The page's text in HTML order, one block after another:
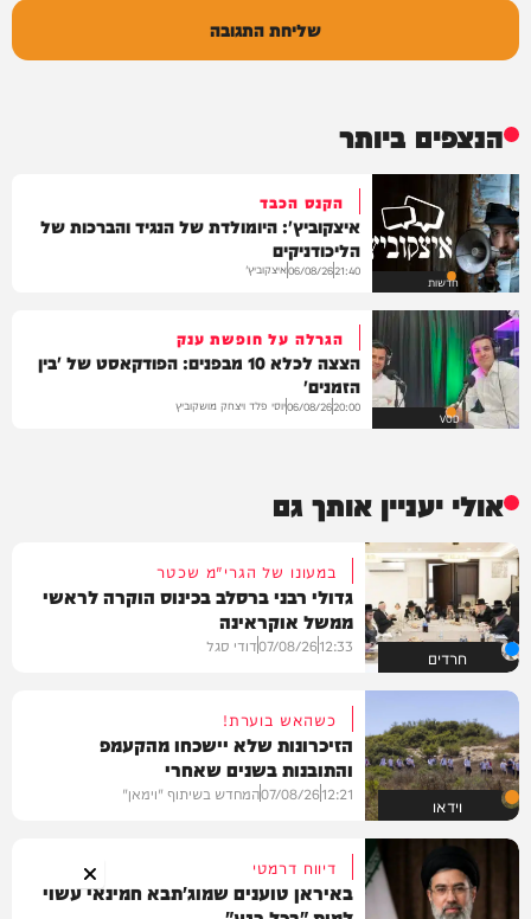
שליחת התגובה
הנצפים ביותר
חדשות
הקנס הכבד
איצקוביץ': היומולדת של הנגיד והברכות של
הליכודניקים
21:40
06/08/26איצקוביץ'
VOD
הגרלה על חופשת ענק
הצצה לכלא 10 מבפנים: הפודקאסט של 'בין
הזמנים'
20:00
06/08/26יוסי פלד ויצחק מושקוביץ
אולי יעניין אותך גם
חרדים
במעונו של הגרי"מ שכטר
גדולי רבני ברסלב בכינוס הוקרה לראשי
ממשל אוקראינה
12:33
07/08/26דודי סגל
וידאו
כשהאש בוערת!
הזיכרונות שלא יישכחו מהקעמפ
והתובנות בשנים שאחרי
12:21
07/08/26המחדש בשיתוף "וימאן"
דיווח דרמטי
באיראן טוענים שמוג'תבא חמינאי עשוי